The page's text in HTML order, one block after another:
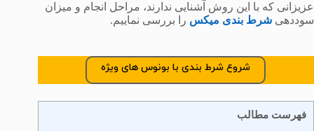
عزیزانی که با این روش آشنایی ندارند، مراحل انجام و میزان
سوددهی شرط بندی میکس را بررسی نماییم.
شروع شرط بندی با بونوس های ویژه
فهرست مطالب